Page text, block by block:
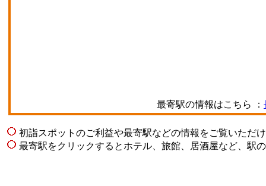
最寄駅の情報はこちら ：
初詣スポットのご利益や最寄駅などの情報をご覧いただ
最寄駅をクリックするとホテル、旅館、居酒屋など、駅